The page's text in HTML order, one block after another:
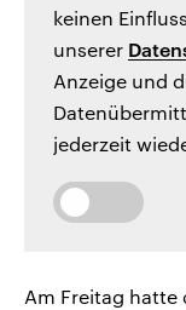
keinen
unserer
Anzeige und
jederzeit
Am Freitag hatte